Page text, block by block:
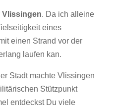
Vlissingen. Da ich alleine
eines
einen Strand vor der
laufen kan.
Stadt machte Vlissingen
Stützpunkt
entdeckst Du viele